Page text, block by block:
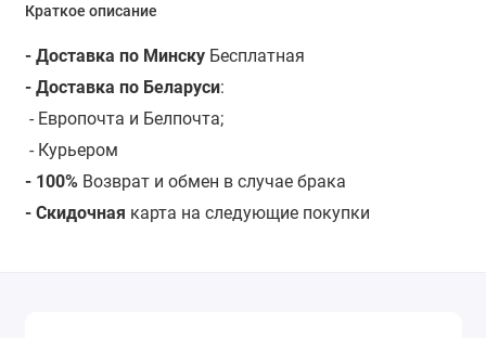
Краткое описание
- Доставка по МинскуБесплатная
- Доставка по Беларуси:
- Европочта и Белпочта;
- Курьером
- 100% Возврат и обмен в случае брака
- Скидочная карта на следующие покупки